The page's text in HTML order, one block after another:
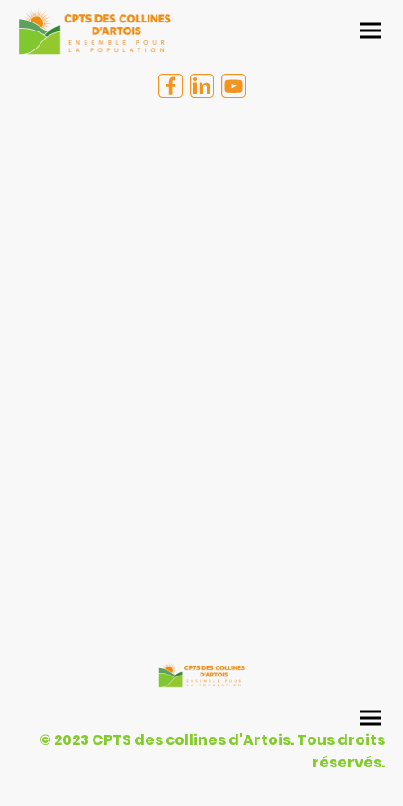
© 2023 CPTS des collines d'Artois. Tous droits
réservés.